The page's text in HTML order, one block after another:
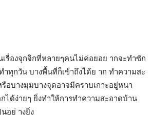
เรื่องจุกจิกที่หลายๆคนไม่ค่อยอย ากจะทำซัก
ำทุกวัน บางพื้นที่ก็เข้าถึงได้ย าก ทำความสะ
รือบางมุมบางจุดอาจมีคราบเกาะอยู่หนา
ได้ง่ายๆ ยิ่งทำให้การทำความสะอาดบ้าน
อย่ างยิ่ง